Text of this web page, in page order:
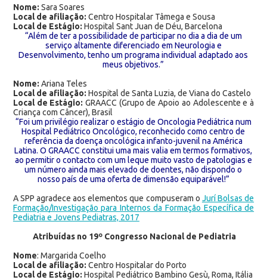
Nome: Sara Soares
Local de afiliação: Centro Hospitalar Tâmega e Sousa
Local de Estágio: Hospital Sant Juan de Déu, Barcelona
“Além de ter a possibilidade de participar no dia a dia de um
serviço altamente diferenciado em Neurologia e
Desenvolvimento, tenho um programa individual adaptado aos
meus objetivos.”
Nome: Ariana Teles
Local de afiliação: Hospital de Santa Luzia, de Viana do Castelo
Local de Estágio: GRAACC (Grupo de Apoio ao Adolescente e à
Criança com Câncer), Brasil
“Foi um privilégio realizar o estágio de Oncologia Pediátrica num
Hospital Pediátrico Oncológico, reconhecido como centro de
referência da doença oncológica infanto-juvenil na América
Latina. O GRAACC constitui uma mais valia em termos formativos,
ao permitir o contacto com um leque muito vasto de patologias e
um número ainda mais elevado de doentes, não dispondo o
nosso país de uma oferta de dimensão equiparável!”
ASPP agradece aos elementos que compuseram o Jurí Bolsas de
Formação/Investigação para Internos da Formação Específica de
Pediatria e Jovens Pediatras, 2017
Atribuídas no 19º Congresso Nacional de Pediatria
Nome: Margarida Coelho
Local de afiliação: Centro Hospitalar do Porto
Local de Estágio: Hospital Pediátrico Bambino Gesù, Roma, Itália